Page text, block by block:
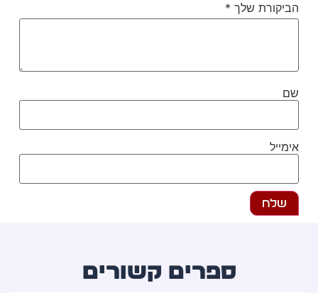
שלך *
ספרים קשורים